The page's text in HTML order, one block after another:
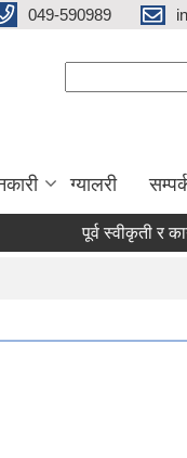
049-590989
ग्यालरी
पूर्व स्वीकृती र